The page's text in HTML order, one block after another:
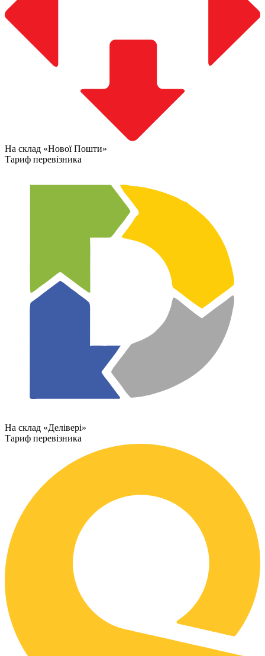
На склад «Нової Пошти»
Тариф перевізника
На склад «Делівері»
Тариф перевізника